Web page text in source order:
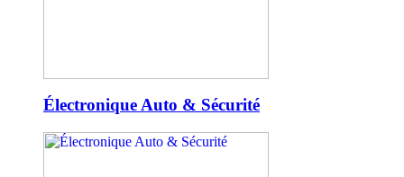
Électronique Auto & Sécurité